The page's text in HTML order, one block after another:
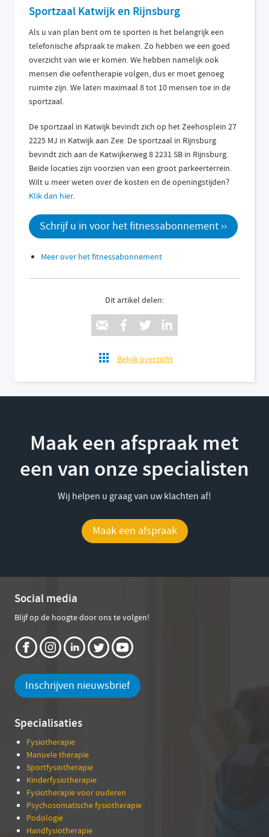
Sportzaal Katwijk en Rijnsburg
Als u van plan bent om te sporten is het belangrijk een
telefonische afspraak te maken. Zo hebben we een goed
overzicht van wie er komen. We hebben namelijk ook
mensen die oefentherapie volgen, dus er moet genoeg
ruimte zijn. We laten maximaal 8 tot 10 mensen toe in de
sportzaal.
De sportzaal in Katwijk bevindt zich op het Zeehosplein 27
2225 MJ in Katwijk aan Zee. De sportzaal in Rijnsburg
bevindt zich aan de Katwijkerweg 8 2231 SB in Rijnsburg.
Beide locaties zijn voorzien van een groot parkeerterrein.
Wilt u meer weten over de kosten en de openingstijden?
Klik dan hier.
Schrijf u in voor het fitnessabonnement ››
Meer over het fitnessabonnement
Dit artikel delen:
Bekijk overzicht
Maak een afspraak met
een van onze specialisten
Wij helpen u graag van uw klachten af!
Maak een afspraak
Social media
Blijf op de hoogte door ons te volgen!
Inschrijven nieuwsbrief
Specialisaties
Fysiotherapie
Manuele therapie
Sportfysiotherapie
Kinderfysiotherapie
Fysiotherapie voor ouderen
Psychosomatische fysiotherapie
Podologie
Handfysiotherapie